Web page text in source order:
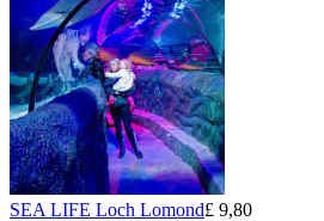
SEA LIFE Loch Lomond£ 9,80